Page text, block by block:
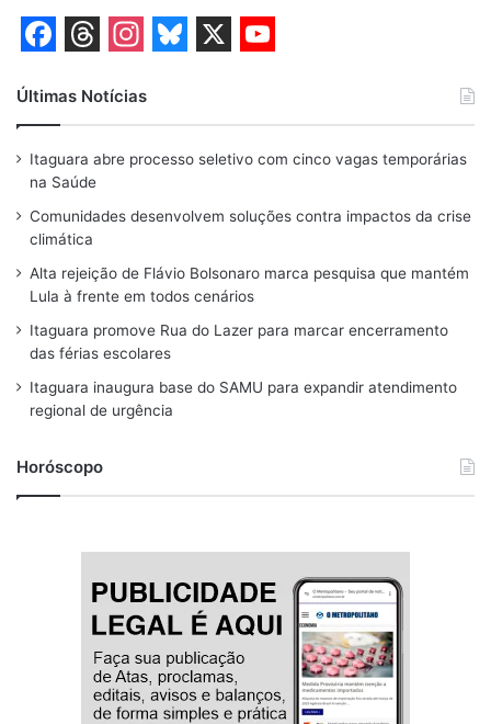
a
c
e
b
o
o
k
h
r
e
a
d
s
n
s
t
a
r
a
m
u
e
s
y
u
T
u
e
Últimas Notícias
Itaguara abre processo seletivo com cinco vagas temporárias
na Saúde
Comunidades desenvolvem soluções contra impactos da crise
climática
Alta rejeição de Flávio Bolsonaro marca pesquisa que mantém
Lula à frente em todos cenários
Itaguara promove Rua do Lazer para marcar encerramento
das férias escolares
Itaguara inaugura base do SAMU para expandir atendimento
regional de urgência
Horóscopo